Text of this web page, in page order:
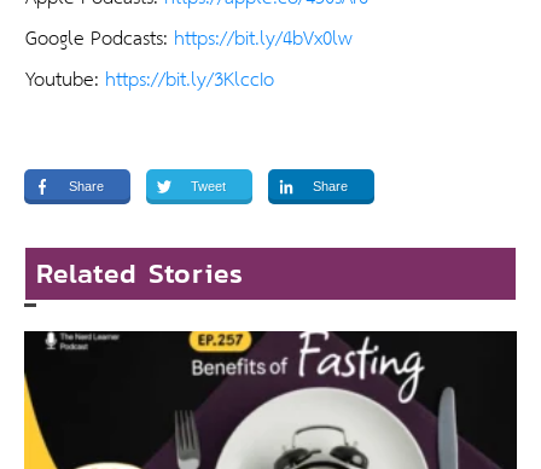
Google Podcasts: https://bit.ly/4bVx0lw
Youtube: https://bit.ly/3KlccIo
Share Tweet Share
Related Stories